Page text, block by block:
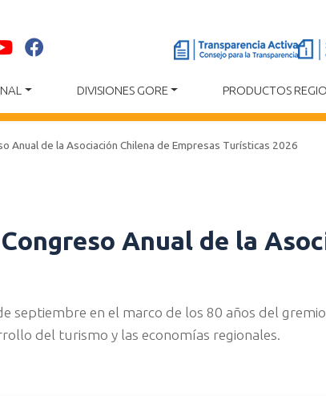
DIVISIONES GORE PRODUCTOS
Anual de la Asociación Chilena de Empresas Turísticas 2026
Anual de la
septiembre en el marco de los 80 años del
del turismo y las economías regionales.